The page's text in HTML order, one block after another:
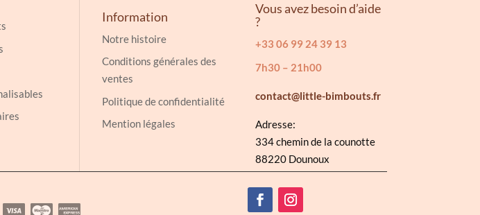
Information
Notre histoire
Conditions générales des
ventes
Politique de confidentialité
Mention légales
Vous avez besoin d’aide
?
+33 06 99 24 39 13
7h30 – 21h00
contact@little-bimbouts.fr
Adresse:
334 chemin de la counotte
88220 Dounoux